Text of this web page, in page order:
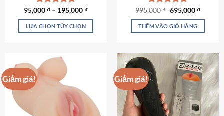
Được xếp
hạng4.70
5 sao
95,000₫ – 195,000₫
LỰA CHỌN TÙY CHỌN
này
nhiều
biến
thể.
Được xếp
hạng4.80
5 sao
995,000₫ Giá
là:
995,000 ₫.
695,000₫Giá
tại
THÊM VÀO GIỎ HÀNG
Giảm giá! Giảm giá!